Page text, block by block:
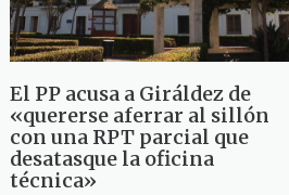
El PP acusa a Giráldez de
«quererse aferrar al sillón
con una RPT parcial que
desatasque la oficina
técnica»